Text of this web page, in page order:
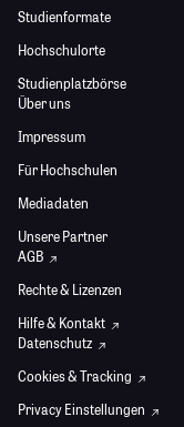
Studienformate
Hochschulorte
Studienplatzbörse
Über uns
Impressum
Für Hochschulen
Mediadaten
Unsere Partner
AGB
Rechte & Lizenzen
Hilfe & Kontakt
Datenschutz
Cookies & Tracking
Privacy Einstellungen